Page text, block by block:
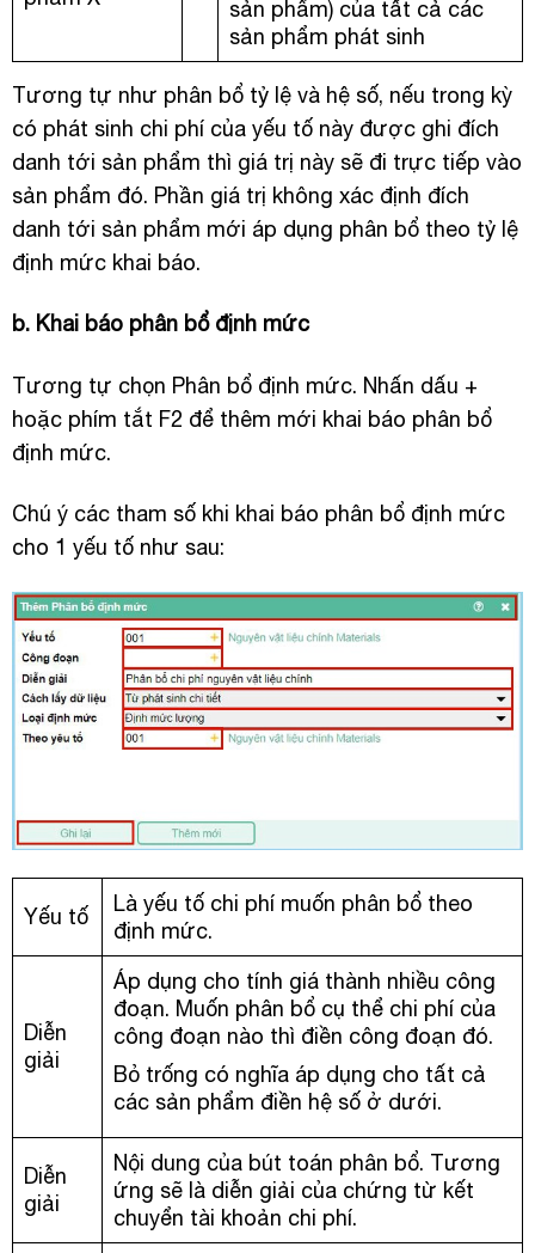
sản phẩm) của tất cả các
sản phẩm phát sinh
Tương tự như phân bổ tỷ lệ và hệ số, nếu trong kỳ
có phát sinh chi phí của yếu tố này được ghi đích
danh tới sản phẩm thì giá trị này sẽ đi trực tiếp vào
sản phẩm đó. Phần giá trị không xác định đích
danh tới sản phẩm mới áp dụng phân bổ theo tỷ lệ
định mức khai báo.
b. Khai báo phân bổ định mức
Tương tự chọn Phân bổ định mức. Nhấn dấu +
hoặc phím tắt F2 để thêm mới khai báo phân bổ
định mức.
Chú ý các tham số khi khai báo phân bổ định mức
cho 1 yếu tố như sau:
Yếu tố
Là yếu tố chi phí muốn phân bổ theo
định mức.
Diễn
giải
Áp dụng cho tính giá thành nhiều công
đoạn. Muốn phân bổ cụ thể chi phí của
công đoạn nào thì điền công đoạn đó.
Bỏ trống có nghĩa áp dụng cho tất cả
các sản phẩm điền hệ số ở dưới.
Diễn
giải
Nội dung của bút toán phân bổ. Tương
ứng sẽ là diễn giải của chứng từ kết
chuyển tài khoản chi phí.